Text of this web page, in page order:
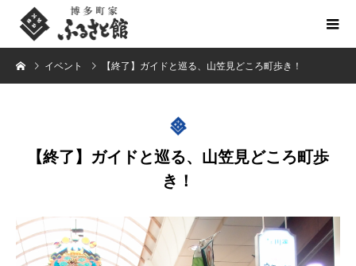
イベント 【終了】ガイドと巡る、山笠見どころ町歩き！
【終了】ガイドと巡る、山笠見どころ町歩
き！